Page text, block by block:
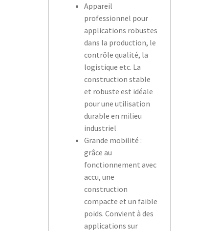
Appareil
professionnel pour
applications robustes
dans la production, le
contrôle qualité, la
logistique etc. La
construction stable
et robuste est idéale
pour une utilisation
durable en milieu
industriel
Grande mobilité :
grâce au
fonctionnement avec
accu, une
construction
compacte et un faible
poids. Convient à des
applications sur